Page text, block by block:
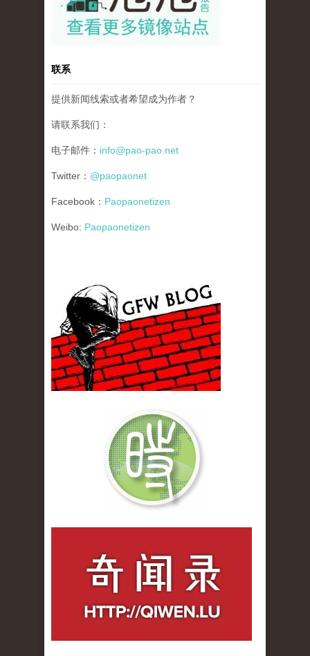
联系
提供新闻线索或者希望成为作者？
请联系我们：
电子邮件： info@pao-pao.net
Twitter： @paopaonet
Facebook： Paopaonetizen
Weibo: Paopaonetizen
gfw_blog_small.jpg